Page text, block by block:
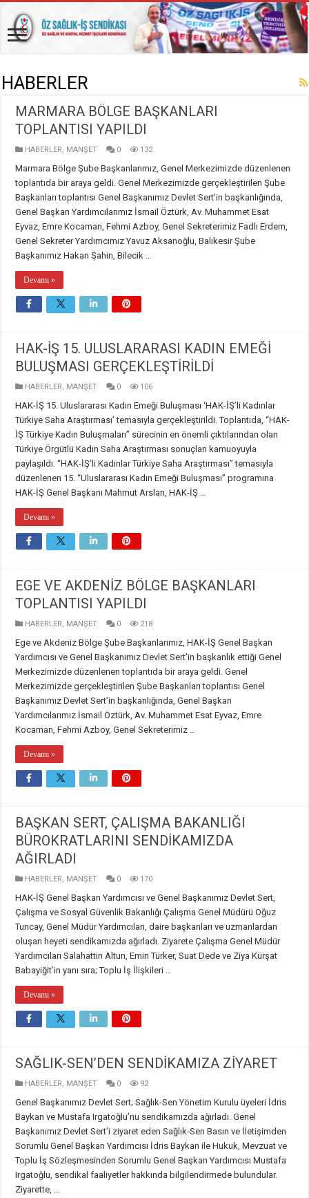
HABERLER
MARMARA BÖLGE BAŞKANLARI
TOPLANTISI YAPILDI
HABERLER, MANŞET 0 132
Marmara Bölge Şube Başkanlarımız, Genel Merkezimizde düzenlenen
toplantıda bir araya geldi. Genel Merkezimizde gerçekleştirilen Şube
Başkanları toplantısı Genel Başkanımız Devlet Sert’in başkanlığında,
Genel Başkan Yardımcılarımız İsmail Öztürk, Av. Muhammet Esat
Eyvaz, Emre Kocaman, Fehmi Azboy, Genel Sekreterimiz Fadlı Erdem,
Genel Sekreter Yardımcımız Yavuz Aksanoğlu, Balıkesir Şube
Başkanımız Hakan Şahin, Bilecik …
Devamı »
HAK-İŞ 15. ULUSLARARASI KADIN EMEĞİ
BULUŞMASI GERÇEKLEŞTİRİLDİ
HABERLER, MANŞET 0 106
HAK-İŞ 15. Uluslararası Kadın Emeği Buluşması ‘HAK-İŞ’li Kadınlar
Türkiye Saha Araştırması’ temasıyla gerçekleştirildi. Toplantıda, “HAK-
İŞ Türkiye Kadın Buluşmaları” sürecinin en önemli çıktılarından olan
Türkiye Örgütlü Kadın Saha Araştırması sonuçları kamuoyuyla
paylaşıldı. “HAK-İŞ’li Kadınlar Türkiye Saha Araştırması” temasıyla
düzenlenen 15. “Uluslararası Kadın Emeği Buluşması” programına
HAK-İŞ Genel Başkanı Mahmut Arslan, HAK-İŞ …
Devamı »
EGE VE AKDENİZ BÖLGE BAŞKANLARI
TOPLANTISI YAPILDI
HABERLER, MANŞET 0 218
Ege ve Akdeniz Bölge Şube Başkanlarımız, HAK-İŞ Genel Başkan
Yardımcısı ve Genel Başkanımız Devlet Sert’in başkanlık ettiği Genel
Merkezimizde düzenlenen toplantıda bir araya geldi. Genel
Merkezimizde gerçekleştirilen Şube Başkanları toplantısı Genel
Başkanımız Devlet Sert’in başkanlığında, Genel Başkan
Yardımcılarımız İsmail Öztürk, Av. Muhammet Esat Eyvaz, Emre
Kocaman, Fehmi Azboy, Genel Sekreterimiz …
Devamı »
BAŞKAN SERT, ÇALIŞMA BAKANLIĞI
BÜROKRATLARINI SENDİKAMIZDA
AĞIRLADI
HABERLER, MANŞET 0 170
HAK-İŞ Genel Başkan Yardımcısı ve Genel Başkanımız Devlet Sert,
Çalışma ve Sosyal Güvenlik Bakanlığı Çalışma Genel Müdürü Oğuz
Tuncay, Genel Müdür Yardımcıları, daire başkanları ve uzmanlardan
oluşan heyeti sendikamızda ağırladı. Ziyarete Çalışma Genel Müdür
Yardımcıları Salahattin Altun, Emin Türker, Suat Dede ve Ziya Kürşat
Babayiğit’in yanı sıra; Toplu İş İlişkileri …
Devamı »
SAĞLIK-SEN’DEN SENDİKAMIZA ZİYARET
HABERLER, MANŞET 0 92
​Genel Başkanımız Devlet Sert; Sağlık-Sen Yönetim Kurulu üyeleri İdris
Baykan ve Mustafa Irgatoğlu’nu sendikamızda ağırladı. Genel
Başkanımız Devlet Sert’i ziyaret eden Sağlık-Sen Basın ve İletişimden
Sorumlu Genel Başkan Yardımcısı İdris Baykan ile Hukuk, Mevzuat ve
Toplu İş Sözleşmesinden Sorumlu Genel Başkan Yardımcısı Mustafa
Irgatoğlu, sendikal faaliyetler hakkında bilgilendirmede bulundular. ​
Ziyarette, …